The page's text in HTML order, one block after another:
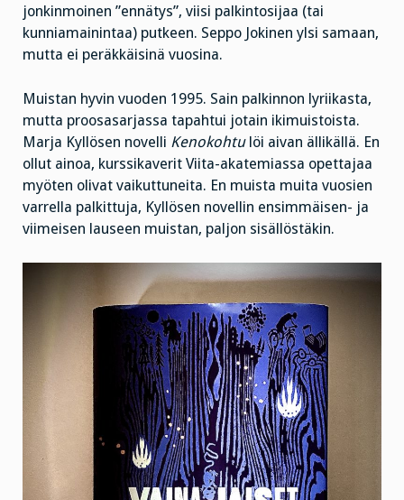
jonkinmoinen ”ennätys”, viisi palkintosijaa (tai
kunniamainintaa) putkeen. Seppo Jokinen ylsi samaan,
mutta ei peräkkäisinä vuosina.
Muistan hyvin vuoden 1995. Sain palkinnon lyriikasta,
mutta proosasarjassa tapahtui jotain ikimuistoista.
Marja Kyllösen novelli Kenokohtu löi aivan ällikällä. En
ollut ainoa, kurssikaverit Viita-akatemiassa opettajaa
myöten olivat vaikuttuneita. En muista muita vuosien
varrella palkittuja, Kyllösen novellin ensimmäisen- ja
viimeisen lauseen muistan, paljon sisällöstäkin.